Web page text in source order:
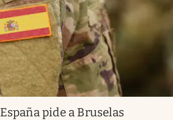
España pide a Bruselas